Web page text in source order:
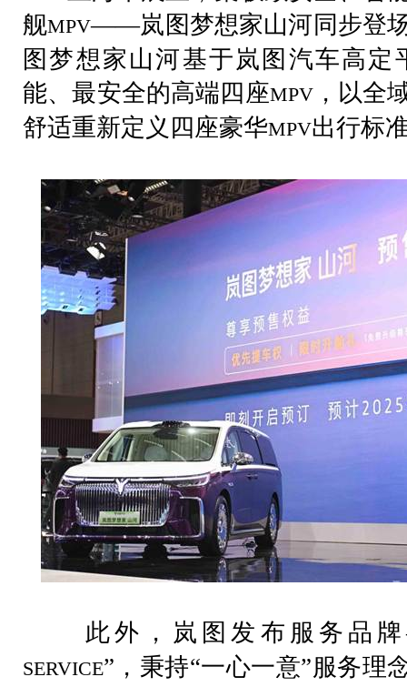
舰MPV——岚图梦想家山河同步登
图梦想家山河基于岚图汽车高定
能、最安全的高端四座MPV，以全
舒适重新定义四座豪华MPV出行标
此外，岚图发布服务品
SERVICE”，秉持“一心一意”服务理